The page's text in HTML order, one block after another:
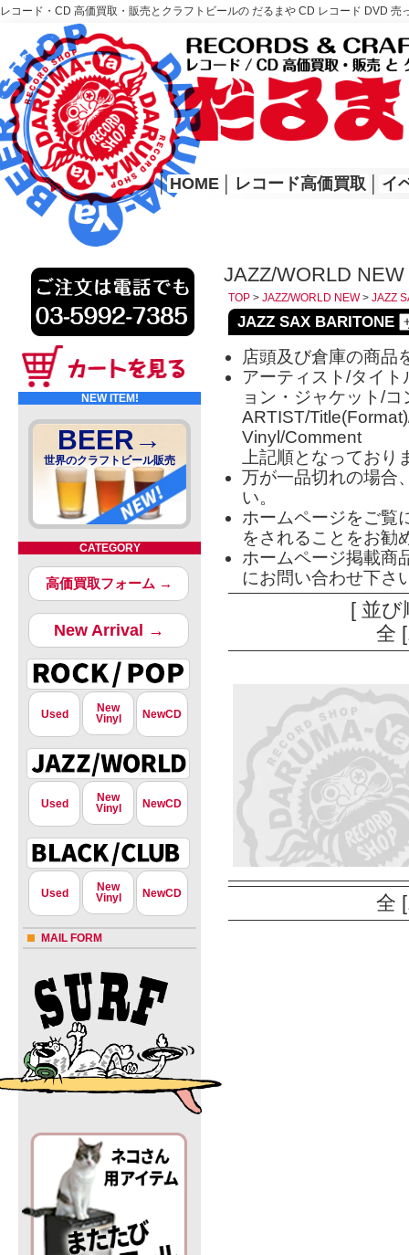
レコード・CD 高価買取・販売とクラフトビールの だるまや CD レコード DVD
レコード高価買取はこちら
HOME
│ HOME レコード高価買取 イ
NEW ITEM!
BEER→
世界のクラフトビール販売
CATEGORY
高価買取フォーム →
New Arrival →
Used
New
Vinyl
NewCD
Used
New
Vinyl
NewCD
Used
New
Vinyl
NewCD
MAIL FORM
JAZZ/WORLD
TOP > JAZZ/WORLD NEW> JAZZ
JAZZ SAX BARITONE
店頭及び倉庫の商品
アーティスト/タイ
ョン・ジャケット/
ARTIST/
Vinyl/Comment
上記順となっており
万が一品切れの場合
い。
ホームページをご覧
をされることをお勧
ホームページ掲載商
にお問い合わせ下さ
[ 並
全
全